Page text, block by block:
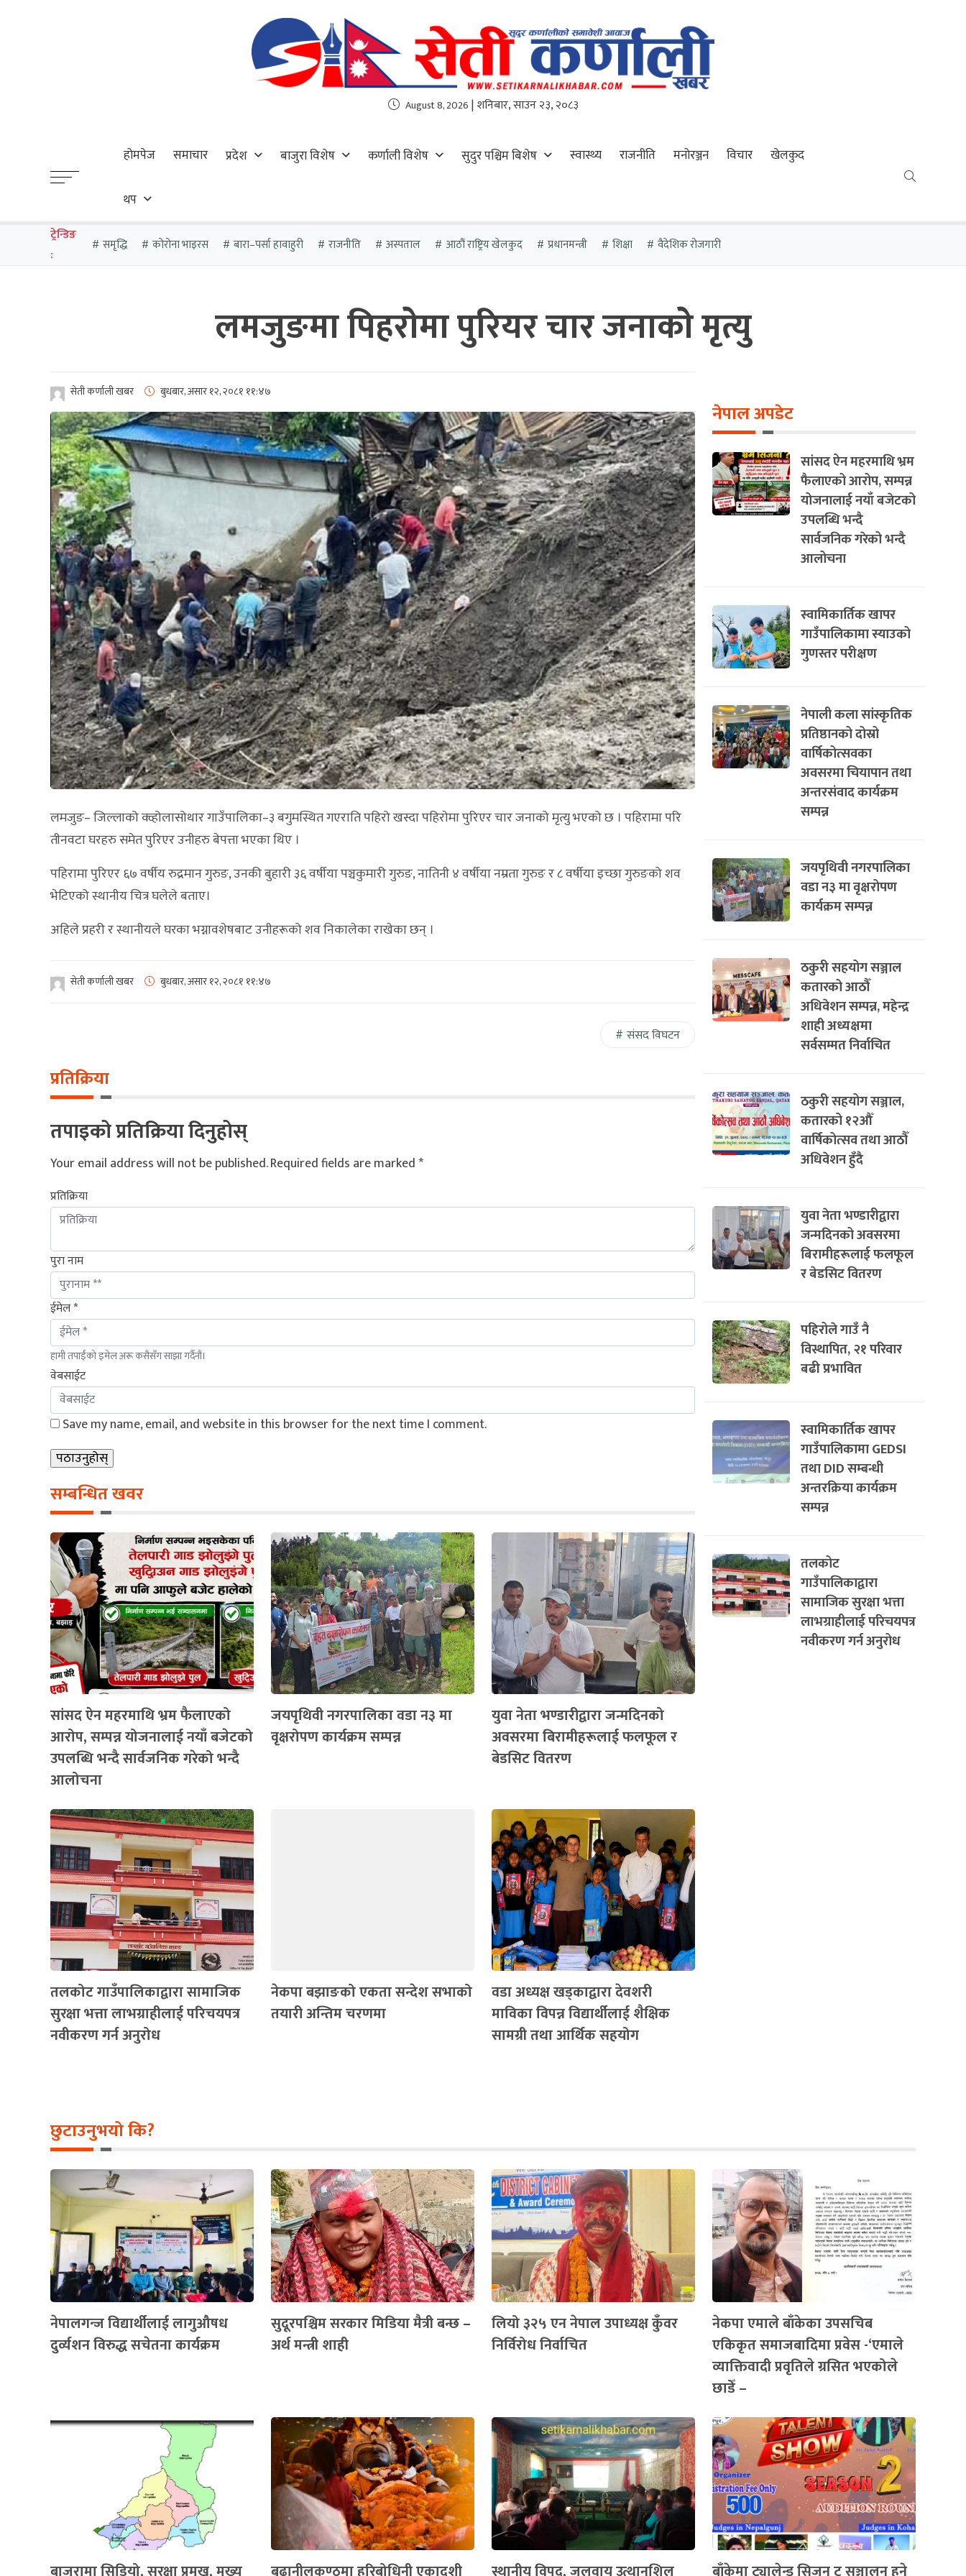
August 8, 2026 | शनिबार, साउन २३, २०८३
होमपेज समाचार प्रदेश बाजुरा विशेष कर्णाली विशेष सुदुर पश्चिम बिशेष स्वास्थ्य राजनीति मनोरञ्जन विचार खेलकुद
थप
ट्रेन्डिङ
:
समृद्धि कोरोना भाइरस बारा–पर्सा हावाहुरी राजनीति अस्पताल आठौं राष्ट्रिय खेलकुद प्रधानमन्त्री शिक्षा वैदेशिक रोजगारी
लमजुङमा पिहराेमा पुरियर चार जनाकाे मृत्यु
सेती कर्णाली खबर बुधबार, असार १२, २०८१ ११:४७
लमजुङ– जिल्लाको क्व्होलासोथार गाउँपालिका–३ बगुमस्थित गएराति पहिरो खस्दा पहिराेमा पुरिएर चार जनाको मृत्यु भएको छ । पहिरामा परि
तीनवटा घरहरु समेत पुरिएर उनीहरु बेपत्ता भएका थिए ।
पहिरामा पुरिएर ६७ वर्षीय रुद्रमान गुरुङ, उनकी बुहारी ३६ वर्षीया पञ्चकुमारी गुरुङ, नातिनी ४ वर्षीया नम्रता गुरुङ र ८ वर्षीया इच्छा गुरुङको शव
भेटिएको स्थानीय चित्र घलेले बताए।
अहिले प्रहरी र स्थानीयले घरका भग्नावशेषबाट उनीहरूको शव निकालेका राखेका छन् ।
सेती कर्णाली खबर बुधबार, असार १२, २०८१ ११:४७
संसद विघटन
प्रतिक्रिया
तपाइको प्रतिक्रिया दिनुहोस्
Your email address will not be published.Required fields are marked*
प्रतिक्रिया
पुरा नाम
ईमेल *
हामी तपाईंको इमेल अरू कसैसँग साझा गर्दैनौं।
वेबसाईट
Save my name, email, and website in this browser for the next time I comment.
सम्बन्धित खवर
सांसद ऐन महरमाथि भ्रम फैलाएको
आरोप, सम्पन्न योजनालाई नयाँ बजेटको
उपलब्धि भन्दै सार्वजनिक गरेको भन्दै
आलोचना
जयपृथिवी नगरपालिका वडा न३ मा
वृक्षरोपण कार्यक्रम सम्पन्न
युवा नेता भण्डारीद्वारा जन्मदिनको
अवसरमा बिरामीहरूलाई फलफूल र
बेडसिट वितरण
तलकोट गाउँपालिकाद्वारा सामाजिक
सुरक्षा भत्ता लाभग्राहीलाई परिचयपत्र
नवीकरण गर्न अनुरोध
नेकपा बझाङको एकता सन्देश सभाको
तयारी अन्तिम चरणमा
वडा अध्यक्ष खड्काद्वारा देवशरी
माविका विपन्न विद्यार्थीलाई शैक्षिक
सामग्री तथा आर्थिक सहयोग
नेपाल अपडेट
सांसद ऐन महरमाथि भ्रम
फैलाएको आरोप, सम्पन्न
योजनालाई नयाँ बजेटको
उपलब्धि भन्दै
सार्वजनिक गरेको भन्दै
आलोचना
स्वामिकार्तिक खापर
गाउँपालिकामा स्याउको
गुणस्तर परीक्षण
नेपाली कला सांस्कृतिक
प्रतिष्ठानको दोस्रो
वार्षिकोत्सवका
अवसरमा चियापान तथा
अन्तरसंवाद कार्यक्रम
सम्पन्न
जयपृथिवी नगरपालिका
वडा न३ मा वृक्षरोपण
कार्यक्रम सम्पन्न
ठकुरी सहयोग सञ्जाल
कतारको आठौँ
अधिवेशन सम्पन्न, महेन्द्र
शाही अध्यक्षमा
सर्वसम्मत निर्वाचित
ठकुरी सहयोग सञ्जाल,
कतारको १२औँ
वार्षिकोत्सव तथा आठौँ
अधिवेशन हुँदै
युवा नेता भण्डारीद्वारा
जन्मदिनको अवसरमा
बिरामीहरूलाई फलफूल
र बेडसिट वितरण
पहिरोले गाउँ नै
विस्थापित, २१ परिवार
बढी प्रभावित
स्वामिकार्तिक खापर
गाउँपालिकामा GEDSI
तथा DID सम्बन्धी
अन्तरक्रिया कार्यक्रम
सम्पन्न
तलकोट
गाउँपालिकाद्वारा
सामाजिक सुरक्षा भत्ता
लाभग्राहीलाई परिचयपत्र
नवीकरण गर्न अनुरोध
छुटाउनुभयो कि?
नेपालगन्ज विद्यार्थीलाई लागुऔषध
दुर्व्यशन विरुद्ध सचेतना कार्यक्रम
सुदूरपश्चिम सरकार मिडिया मैत्री बन्छ –
अर्थ मन्त्री शाही
लियो ३२५ एन नेपाल उपाध्यक्ष कुँवर
निर्विरोध निर्वाचित
नेकपा एमाले बाँकेका उपसचिब
एकिकृत समाजबादिमा प्रवेस -‘एमाले
व्याक्तिवादी प्रवृतिले ग्रसित भएकोले
छाडेँ –